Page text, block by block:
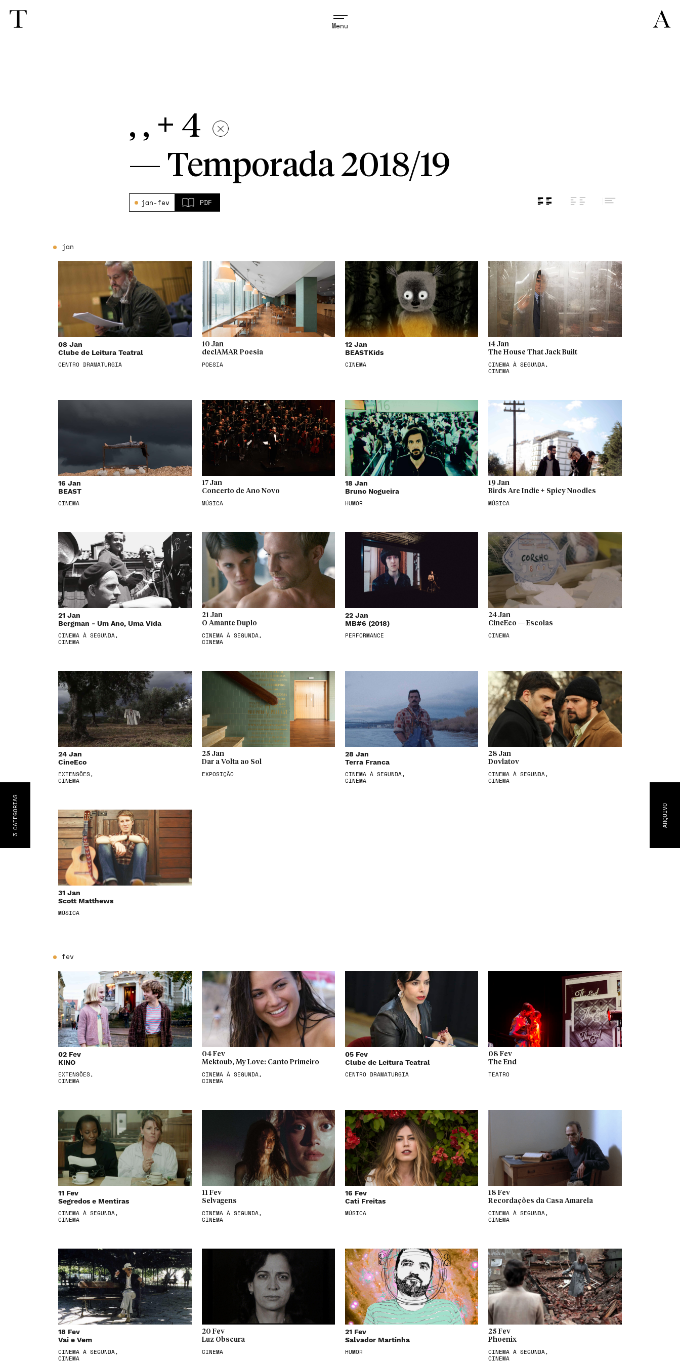
Menu
ARQUIVO
3
CATEGORIA
S
, , + 4
— Temporada 2018/19
jan-fev PDF
jan
08 Jan
Clube de Leitura Teatral
CENTRO DRAMATURGIA
10 Jan
declAMAR Poesia
POESIA
12 Jan
BEASTKids
CINEMA
14 Jan
The House That Jack Built
CINEMA À SEGUNDA,
CINEMA
16 Jan
BEAST
CINEMA
17 Jan
Concerto de Ano Novo
MÚSICA
18 Jan
Bruno Nogueira
HUMOR
19 Jan
Birds Are Indie + Spicy Noodles
MÚSICA
21 Jan
Bergman - Um Ano, Uma Vida
CINEMA À SEGUNDA,
CINEMA
21 Jan
O Amante Duplo
CINEMA À SEGUNDA,
CINEMA
22 Jan
MB#6 (2018)
PERFORMANCE
24 Jan
CineEco — Escolas
CINEMA
24 Jan
CineEco
EXTENSÕES,
CINEMA
25 Jan
Dar a Volta ao Sol
EXPOSIÇÃO
28 Jan
Terra Franca
CINEMA À SEGUNDA,
CINEMA
28 Jan
Dovlatov
CINEMA À SEGUNDA,
CINEMA
31 Jan
Scott Matthews
MÚSICA
fev
02 Fev
KINO
EXTENSÕES,
CINEMA
04 Fev
Mektoub, My Love: Canto Primeiro
CINEMA À SEGUNDA,
CINEMA
05 Fev
Clube de Leitura Teatral
CENTRO DRAMATURGIA
08 Fev
The End
TEATRO
11 Fev
Segredos e Mentiras
CINEMA À SEGUNDA,
CINEMA
11 Fev
Selvagens
CINEMA À SEGUNDA,
CINEMA
16 Fev
Cati Freitas
MÚSICA
18 Fev
Recordações da Casa Amarela
CINEMA À SEGUNDA,
CINEMA
18 Fev
Vai e Vem
CINEMA À SEGUNDA,
CINEMA
20 Fev
Luz Obscura
CINEMA
21 Fev
Salvador Martinha
HUMOR
25 Fev
Phoenix
CINEMA À SEGUNDA,
CINEMA